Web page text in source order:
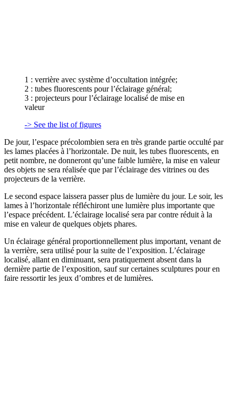
1 : verrière avec système d’occultation intégrée;
2 : tubes fluorescents pour l’éclairage général;
3 : projecteurs pour l’éclairage localisé de mise en
valeur
-> See the list of figures
De jour, l’espace précolombien sera en très grande partie occulté par
les lames placées à l’horizontale. De nuit, les tubes fluorescents, en
petit nombre, ne donneront qu’une faible lumière, la mise en valeur
des objets ne sera réalisée que par l’éclairage des vitrines ou des
projecteurs de la verrière.
Le second espace laissera passer plus de lumière du jour. Le soir, les
lames à l’horizontale réfléchiront une lumière plus importante que
l’espace précédent. L’éclairage localisé sera par contre réduit à la
mise en valeur de quelques objets phares.
Un éclairage général proportionnellement plus important, venant de
la verrière, sera utilisé pour la suite de l’exposition. L’éclairage
localisé, allant en diminuant, sera pratiquement absent dans la
dernière partie de l’exposition, sauf sur certaines sculptures pour en
faire ressortir les jeux d’ombres et de lumières.